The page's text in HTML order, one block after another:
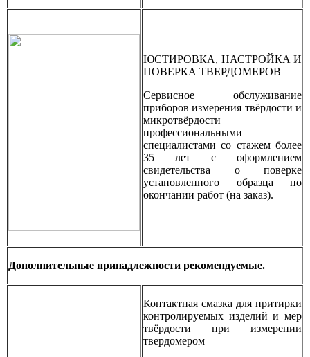
ЮСТИРОВКА, НАСТРОЙКА И
ПОВЕРКА ТВЕРДОМЕРОВ
Сервисное обслуживание
приборов измерения твёрдости и
микротвёрдости
профессиональными
специалистами со стажем более
35 лет с оформлением
свидетельства о поверке
установленного образца по
окончании работ (на заказ).
Дополнительные принадлежности рекомендуемые.
Контактная смазка для притирки
контролируемых изделий и мер
твёрдости при измерении
твердомером